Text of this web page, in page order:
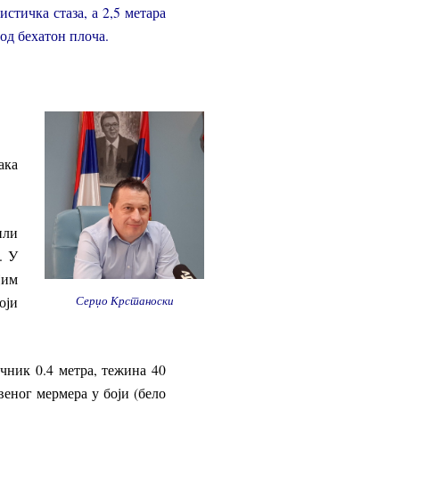
стаза, а 2,5 метара
бехатон плоча.
Серџо Крстаноски
У
0.4 метра, тежина 40
мермера у боји (бело